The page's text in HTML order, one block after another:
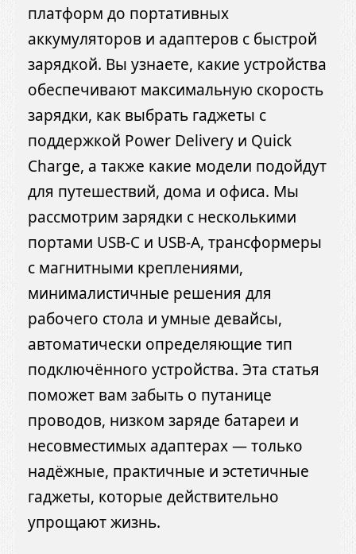
платформ до портативных
аккумуляторов и адаптеров с быстрой
зарядкой. Вы узнаете, какие устройства
обеспечивают максимальную скорость
зарядки, как выбрать гаджеты с
поддержкой Power Delivery и Quick
Charge, а также какие модели подойдут
для путешествий, дома и офиса. Мы
рассмотрим зарядки с несколькими
портами USB-C и USB-A, трансформеры
с магнитными креплениями,
минималистичные решения для
рабочего стола и умные девайсы,
автоматически определяющие тип
подключённого устройства. Эта статья
поможет вам забыть о путанице
проводов, низком заряде батареи и
несовместимых адаптерах — только
надёжные, практичные и эстетичные
гаджеты, которые действительно
упрощают жизнь.